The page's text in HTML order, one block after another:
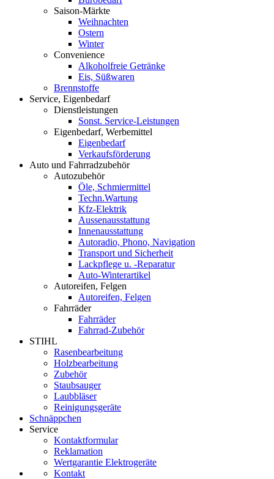
Saison-Märkte
Weihnachten
Ostern
Winter
Convenience
Alkoholfreie Getränke
Eis, Süßwaren
Brennstoffe
Service, Eigenbedarf
Dienstleistungen
Sonst. Service-Leistungen
Eigenbedarf, Werbemittel
Eigenbedarf
Verkaufsförderung
Auto und Fahrradzubehör
Autozubehör
Öle, Schmiermittel
Techn.Wartung
Kfz-Elektrik
Aussenausstattung
Innenausstattung
Autoradio, Phono, Navigation
Transport und Sicherheit
Lackpflege u. -Reparatur
Auto-Winterartikel
Autoreifen, Felgen
Autoreifen, Felgen
Fahrräder
Fahrräder
Fahrrad-Zubehör
STIHL
Rasenbearbeitung
Holzbearbeitung
Zubehör
Staubsauger
Laubbläser
Reinigungsgeräte
Schnäppchen
Service
Kontaktformular
Reklamation
Wertgarantie Elektrogeräte
Kontakt